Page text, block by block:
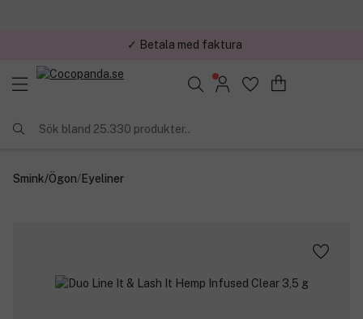
✓ Betala med faktura
Sök bland 25.330 produkter..
Smink/Ögon/Eyeliner